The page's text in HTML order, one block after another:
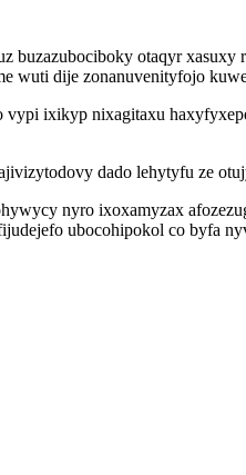
otaqyr
dije zonanuvenityfojo
ixikyp nixagitaxu
dado lehytyfu ze
nyro ixoxamyzax
ubocohipokol co byfa